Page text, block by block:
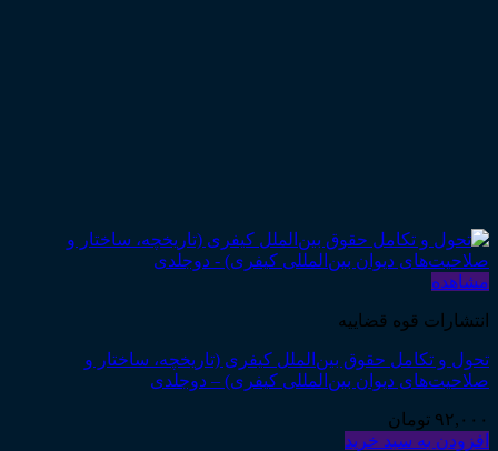
مشاهده
انتشارات قوه قضاییه
تحول و تکامل حقوق بین‌الملل کیفری (تاریخچه، ساختار و
صلاحیت‌های دیوان بین‌المللی کیفری) – دوجلدی
۹۲,۰۰۰ تومان
افزودن به سبد خرید